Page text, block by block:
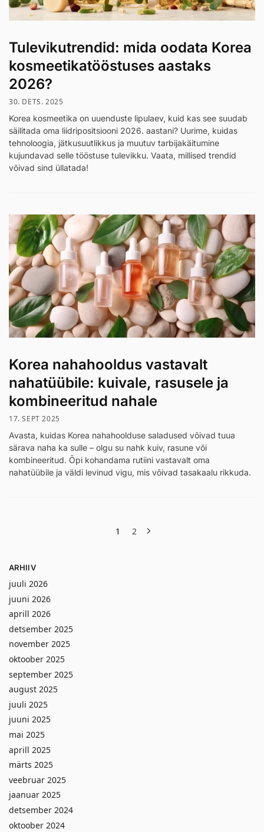
Tulevikutrendid: mida oodata Korea
kosmeetikatööstuses aastaks
2026?
30. DETS. 2025
Korea kosmeetika on uuenduste lipulaev, kuid kas see suudab
säilitada oma liidripositsiooni 2026. aastani? Uurime, kuidas
tehnoloogia, jätkusuutlikkus ja muutuv tarbijakäitumine
kujundavad selle tööstuse tulevikku. Vaata, millised trendid
võivad sind üllatada!
Korea nahahooldus vastavalt
nahatüübile: kuivale, rasusele ja
kombineeritud nahale
17. SEPT 2025
Avasta, kuidas Korea nahahoolduse saladused võivad tuua
särava naha ka sulle – olgu su nahk kuiv, rasune või
kombineeritud. Õpi kohandama rutiini vastavalt oma
nahatüübile ja väldi levinud vigu, mis võivad tasakaalu rikkuda.
1 2
ARHIIV
juuli 2026
juuni 2026
aprill 2026
detsember 2025
november 2025
oktoober 2025
september 2025
august 2025
juuli 2025
juuni 2025
mai 2025
aprill 2025
märts 2025
veebruar 2025
jaanuar 2025
detsember 2024
oktoober 2024